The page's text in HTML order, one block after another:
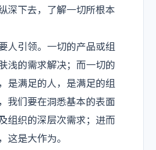
深下去，了解一切所根本
人引领。 一切的产品或组
浅的需求解决；而一切的
是满足的人，是满足的组
我们要在洞悉基本的表面
组织的深层次需求；进而
这是大作为。